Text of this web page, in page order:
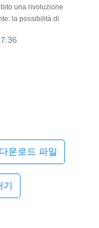
una rivoluzione
la possibilità di
punto di svolta
운로드 파일